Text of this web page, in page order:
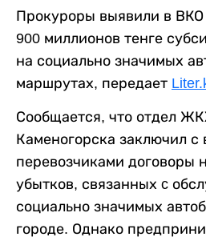
Прокуроры выявили в ВКО
900 миллионов тенге
на социально значимых
маршрутах, передает
Сообщается, что отдел
Каменогорска заключил с
перевозчиками договоры
убытков, связанных c
социально значимых
городе. Однако